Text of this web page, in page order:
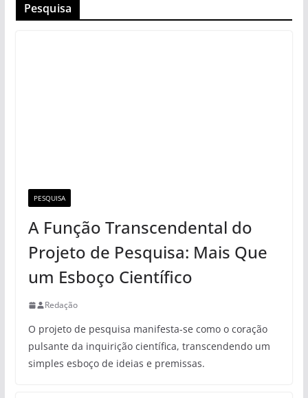
Pesquisa
PESQUISA
A Função Transcendental do
Projeto de Pesquisa: Mais Que
um Esboço Científico
Redação
O projeto de pesquisa manifesta-se como o coração
pulsante da inquirição científica, transcendendo um
simples esboço de ideias e premissas.